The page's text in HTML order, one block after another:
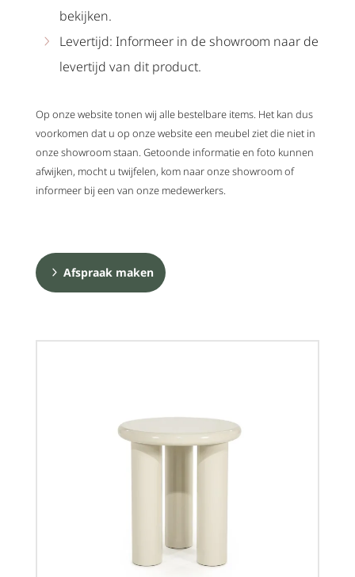
bekijken.
Levertijd: Informeer in de showroom naar de
levertijd van dit product.
Op onze website tonen wij alle bestelbare items. Het kan dus
voorkomen dat u op onze website een meubel ziet die niet in
onze showroom staan. Getoonde informatie en foto kunnen
afwijken, mocht u twijfelen, kom naar onze showroom of
informeer bij een van onze medewerkers.
Afspraak maken